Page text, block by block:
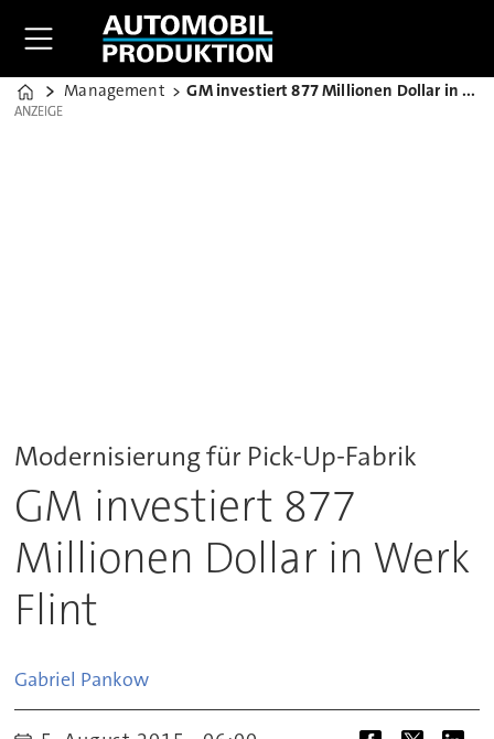
Home
Management GM investiert 877 Millionen Dollar in Werk Flint
ANZEIGE
ANZEIGE
Modernisierung für Pick-Up-Fabrik
GM investiert 877
Millionen Dollar in Werk
Flint
Gabriel Pankow